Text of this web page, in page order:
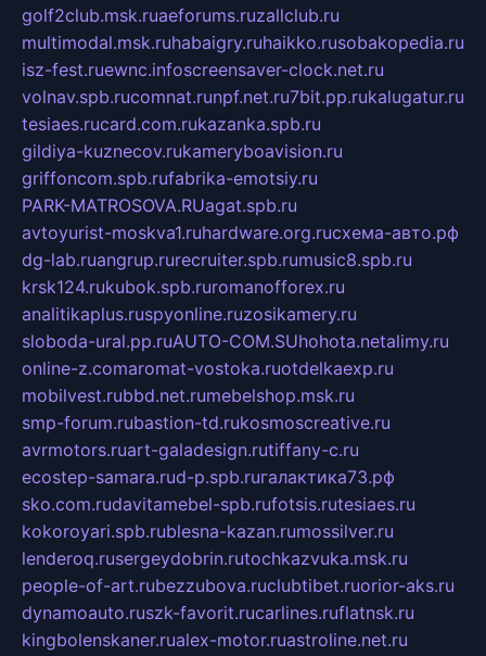
golf2club.msk.ruaeforums.ruzallclub.ru
multimodal.msk.ruhabaigry.ruhaikko.rusobakopedia.ru
isz-fest.ruewnc.infoscreensaver-clock.net.ru
volnav.spb.rucomnat.runpf.net.ru7bit.pp.rukalugatur.ru
tesiaes.rucard.com.rukazanka.spb.ru
gildiya-kuznecov.rukameryboavision.ru
griffoncom.spb.rufabrika-emotsiy.ru
PARK-MATROSOVA.RUagat.spb.ru
avtoyurist-moskva1.ruhardware.org.ruсхема-авто.рф
dg-lab.ruangrup.rurecruiter.spb.rumusic8.spb.ru
krsk124.rukubok.spb.ruromanofforex.ru
analitikaplus.ruspyonline.ruzosikamery.ru
sloboda-ural.pp.ruAUTO-COM.SUhohota.netalimy.ru
online-z.comaromat-vostoka.ruotdelkaexp.ru
mobilvest.rubbd.net.rumebelshop.msk.ru
smp-forum.rubastion-td.rukosmoscreative.ru
avrmotors.ruart-galadesign.rutiffany-c.ru
ecostep-samara.rud-p.spb.ruгалактика73.рф
sko.com.rudavitamebel-spb.rufotsis.rutesiaes.ru
kokoroyari.spb.rublesna-kazan.rumossilver.ru
lenderoq.rusergeydobrin.rutochkazvuka.msk.ru
people-of-art.rubezzubova.ruclubtibet.ruorior-aks.ru
dynamoauto.ruszk-favorit.rucarlines.ruflatnsk.ru
kingbolenskaner.rualex-motor.ruastroline.net.ru